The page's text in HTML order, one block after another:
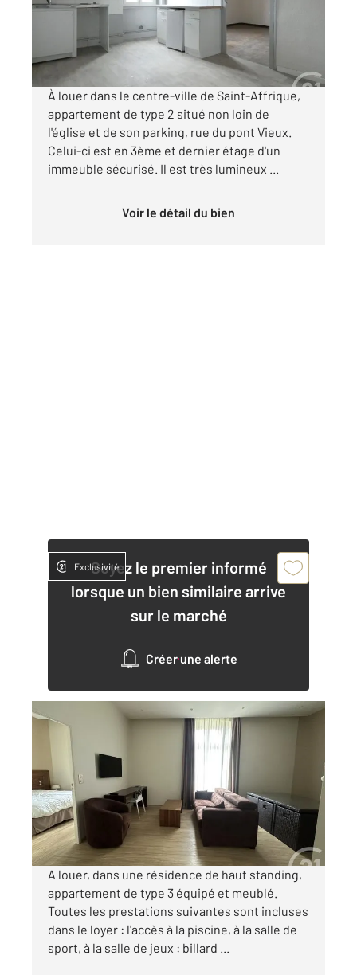
366,20 €
par mois charges comprises
À louer dans le centre-ville de Saint-Affrique,
appartement de type 2 situé non loin de
l'église et de son parking, rue du pont Vieux.
Celui-ci est en 3ème et dernier étage d'un
immeuble sécurisé. Il est très lumineux ...
Voir le détail du bien
Soyez le premier informé
lorsque un bien similaire arrive
sur le marché
Créer une alerte
Exclusivité
ST AFFRIQUE 12
65 m
Ref : 7596
Appartement T3 à louer
1 056,88 €
par mois charges comprises
A louer, dans une résidence de haut standing,
appartement de type 3 équipé et meublé.
Toutes les prestations suivantes sont incluses
dans le loyer : l'accès à la piscine, à la salle de
sport, à la salle de jeux : billard ...